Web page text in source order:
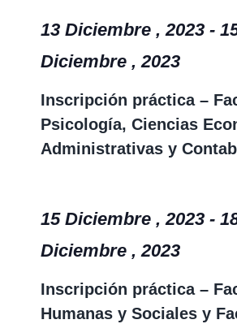
Inscripción práctica –
Psicología, Ciencias
Administrativas y
13 Diciembre , 2023-
Diciembre , 2023
Inscripción práctica –
Humanas y Sociales y
15 Diciembre , 2023-
Diciembre , 2023